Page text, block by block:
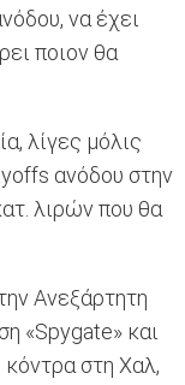
να έχει
ποιον θα
λίγες μόλις
ανόδου στην
λιρών που θα
Ανεξάρτητη
«Spygate» και
στη Χαλ,